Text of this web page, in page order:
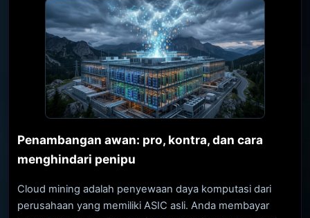
Penambangan awan: pro, kontra, dan cara
menghindari penipu
Cloud mining adalah penyewaan daya komputasi dari
perusahaan yang memiliki ASIC asli. Anda membayar